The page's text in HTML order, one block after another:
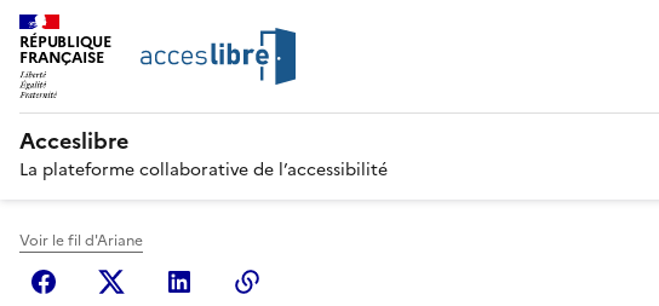
RÉPUBLIQUE
FRANÇAISE
Acceslibre
La plateforme collaborative de l’accessibilité
Voir le fil d'Ariane
FacebookX (anciennement Twitter)
Linkedin